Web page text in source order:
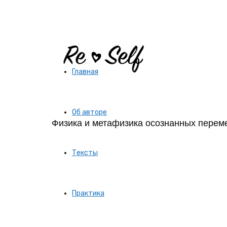
Re-
Self
Создай
Физика и метафизика осознанных
Главная
Об авторе
Тексты
Практика